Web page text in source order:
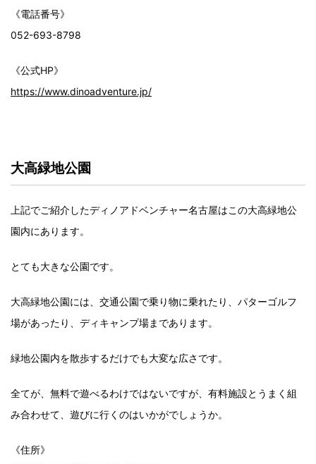
《電話番号》
052-693-8798
《公式HP》
https://www.dinoadventure.jp/
大高緑地公園
上記でご紹介したディノアドベンチャー名古屋はこの大高緑地公
園内にあります。
とても大きな公園です。
大高緑地公園には、交通公園で乗り物に乗れたり、パターゴルフ
場があったり、ディキャンプ場まであります。
緑地公園内を散歩するだけでも大変な広さです。
全てが、無料で遊べるわけではないですが、有料施設とうまく組
み合わせて、遊びに行くのはいかがでしょうか。
《住所》